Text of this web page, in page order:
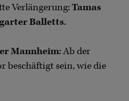
Verlängerung:Tamas
Balletts.
Mannheim: Ab der
beschäftigt sein, wie die